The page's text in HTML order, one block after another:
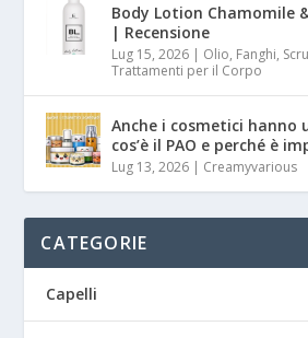
Body Lotion Chamomile
| Recensione
Lug 15, 2026 | Olio, Fanghi,
Trattamenti per il Corpo
Anche i cosmetici hanno
cos’è il PAO e perché è
Lug 13, 2026 | Creamyvarious
CATEGORIE
Capelli